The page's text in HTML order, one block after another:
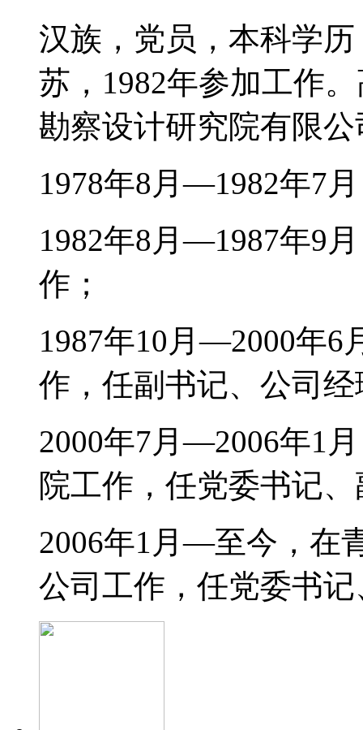
汉族，党员，本科学
苏，1982年参加工作
勘察设计研究院有限
1978年8月—1982年7
1982年8月—1987年9
作；
1987年10月—2000年6
作，任副书记、公司经
2000年7月—2006年1
院工作，任党委书记
2006年1月—至今，在
公司工作，任党委书